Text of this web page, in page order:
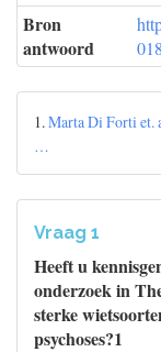
Bron
antwoord
1.Marta Di Forti et.
…
Vraag 1
Heeft u
onderzoek in
sterke
psychoses?1